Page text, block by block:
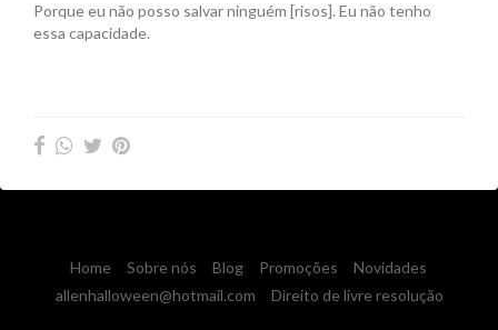
Porque eu não posso salvar ninguém [risos]. Eu não tenho
essa capacidade.
Home Sobre nós Blog Promoções
Novidades
allenhalloween@hotmail.com
Direito de livre resolução